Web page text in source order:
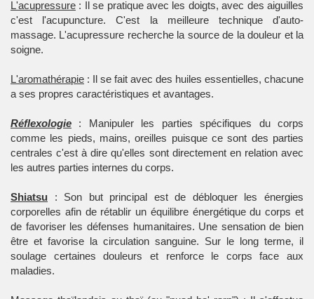
L'acupressure : Il se pratique avec les doigts, avec des aiguilles
c'est l'acupuncture. C'est la meilleure technique d'auto-
massage. L'acupressure recherche la source de la douleur et la
soigne.
L'aromathérapie : Il se fait avec des huiles essentielles, chacune
a ses propres caractéristiques et avantages.
Réflexologie : Manipuler les parties spécifiques du corps
comme les pieds, mains, oreilles puisque ce sont des parties
centrales c'est à dire qu'elles sont directement en relation avec
les autres parties internes du corps.
Shiatsu : Son but principal est de débloquer les énergies
corporelles afin de rétablir un équilibre énergétique du corps et
de favoriser les défenses humanitaires. Une sensation de bien
être et favorise la circulation sanguine. Sur le long terme, il
soulage certaines douleurs et renforce le corps face aux
maladies.